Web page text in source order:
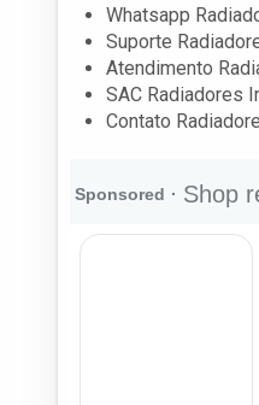
Whatsapp
Suporte
Atendimento
SAC Radiadores
Contato